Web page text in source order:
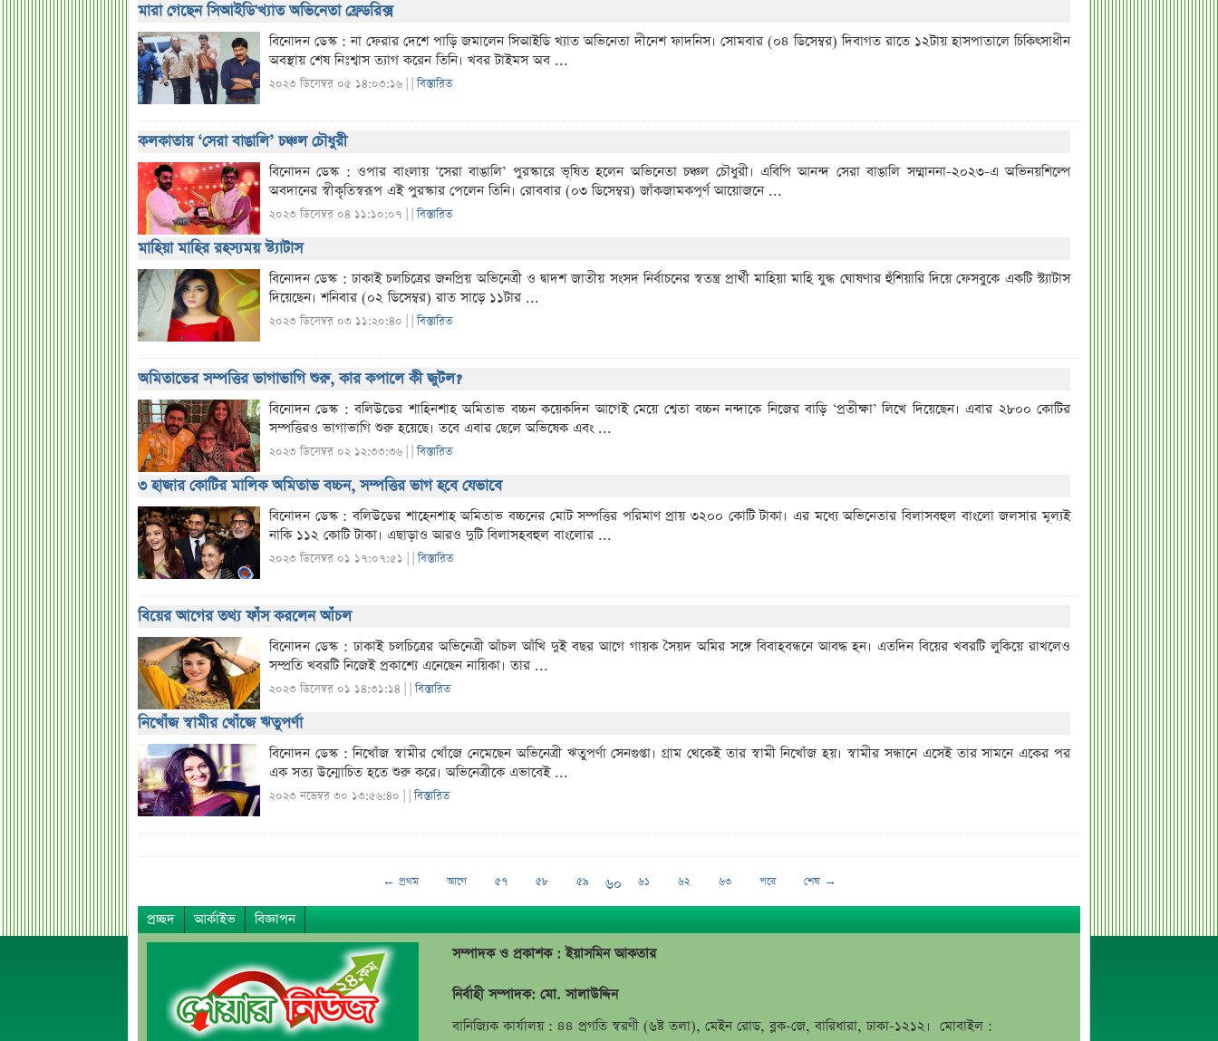
মারা গেছেন সিআইডি'খ্যাত অভিনেতা ফ্রেডরিক্স
বিনোদন ডেস্ক : না ফেরার দেশে পাড়ি জমালেন সিআইডি খ্যাত অভিনেতা দীনেশ ফাদনিস। সোমবার (০৪ ডিসেম্বর) দিবাগত রাতে ১২টায় হাসপাতালে চিকিৎসাধীন
অবস্থায় শেষ নিঃশ্বাস ত্যাগ করেন তিনি। খবর টাইমস অব ...
২০২৩ ডিসেম্বর ০৫ ১৪:০৩:১৬ | |বিস্তারিত
‌কলকাতায় ‘সেরা বাঙালি’ চঞ্চল চৌধুরী
বিনোদন ডেস্ক : ওপার বাংলায় ‌‘‌সেরা বাঙালি’ পুরস্কারে ভূষিত হলেন অভিনেতা চঞ্চল চৌধুরী। এবিপি আনন্দ সেরা বাঙালি সম্মাননা-২০২৩-এ অভিনয়শিল্পে
অবদানের স্বীকৃতিস্বরূপ এই পুরস্কার পেলেন তিনি। রোববার (০৩ ডিসেম্বর) জাঁকজামকপূর্ণ আয়োজনে ...
২০২৩ ডিসেম্বর ০৪ ১১:১০:০৭ | |বিস্তারিত
মাহিয়া মাহির রহস্যময় স্ট্যাটাস
বিনোদন ডেস্ক : ঢাকাই চলচিত্রের জনপ্রিয় অভিনেত্রী ও দ্বাদশ জাতীয় সংসদ নির্বাচনের স্বতন্ত্র প্রার্থী মাহিয়া মাহি যুদ্ধ ঘোষণার হুঁশিয়ারি দিয়ে ফেসবুকে একটি স্ট্যাটাস
দিয়েছেন। শনিবার (০২ ডিসেম্বর) রাত সাড়ে ১১টার ...
২০২৩ ডিসেম্বর ০৩ ১১:২০:৪০ | |বিস্তারিত
অমিতাভের সম্পত্তির ভাগাভাগি শুরু, কার কপালে কী জুটল?
বিনোদন ডেস্ক : বলিউডের শাহিনশাহ অমিতাভ বচ্চন কয়েকদিন আগেই মেয়ে শ্বেতা বচ্চন নন্দাকে নিজের বাড়ি ‘প্রতীক্ষা’ লিখে দিয়েছেন। এবার ২৮০০ কোটির
সম্পত্তিরও ভাগাভাগি শুরু হয়েছে। তবে এবার ছেলে অভিষেক এবং ...
২০২৩ ডিসেম্বর ০২ ১২:৩৩:৩৬ | |বিস্তারিত
৩ হাজার কোটির মালিক অমিতাভ বচ্চন, সম্পত্তির ভাগ হবে যেভাবে
বিনোদন ডেস্ক : বলিউডের শাহেনশাহ অমিতাভ বচ্চনের মোট সম্পত্তির পরিমাণ প্রায় ৩২০০ কোটি টাকা। এর মধ্যে অভিনেতার বিলাসবহুল বাংলো জলসার মূল্যই
নাকি ১১২ কোটি টাকা। এছাড়াও আরও দুটি বিলাসহবহুল বাংলোর ...
২০২৩ ডিসেম্বর ০১ ১৭:০৭:৫১ | |বিস্তারিত
বিয়ের আগের তথ্য ফাঁস করলেন আঁচল
বিনোদন ডেস্ক : ঢাকাই চলচিত্রের অভিনেত্রী আঁচল আঁখি দুই বছর আগে গায়ক সৈয়দ অমির সঙ্গে বিবাহবন্ধনে আবদ্ধ হন। এতদিন বিয়ের খবরটি লুকিয়ে রাখলেও
সম্প্রতি খবরটি নিজেই প্রকাশ্যে এনেছেন নায়িকা। তার ...
২০২৩ ডিসেম্বর ০১ ১৪:৩১:১৪ | |বিস্তারিত
নিখোঁজ স্বামীর খোঁজে ঋতুপর্ণা
বিনোদন ডেস্ক : নিখোঁজ স্বামীর খোঁজে নেমেছেন অভিনেত্রী ঋতুপর্ণা সেনগুপ্তা। গ্রাম থেকেই তার স্বামী নিখোঁজ হয়। স্বামীর সন্ধানে এসেই তার সামনে একের পর
এক সত্য উন্মোচিত হতে শুরু করে। অভিনেত্রীকে এভাবেই ...
২০২৩ নভেম্বর ৩০ ১৩:৫৬:৪০ | |বিস্তারিত
← প্রথম আগে ৫৭ ৫৮ ৫৯ ৬০ ৬১ ৬২ ৬৩ পরে শেষ →
প্রচ্ছদ আর্কাইভ
বিজ্ঞাপন
সম্পাদক ও প্রকাশক : ইয়াসমিন আকতার
নির্বাহী সম্পাদক: মো. সালাউদ্দিন
বানিজ্যিক কার্যালয় : ৪৪ প্রগতি স্বরণী (৬ষ্ট তলা), মেইন রোড, ব্লক-জে, বারিধারা, ঢাকা-১২১২। মোবাইল :